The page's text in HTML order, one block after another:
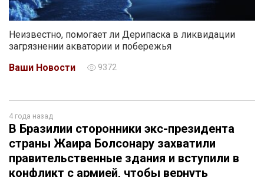
Неизвестно, помогает ли Дерипаска в ликвидации
загрязнении акватории и побережья
Ваши Новости
9372
4 года назад
В Бразилии сторонники экс-президента
страны Жаира Болсонару захватили
правительственные здания и вступили в
конфликт с армией, чтобы вернуть